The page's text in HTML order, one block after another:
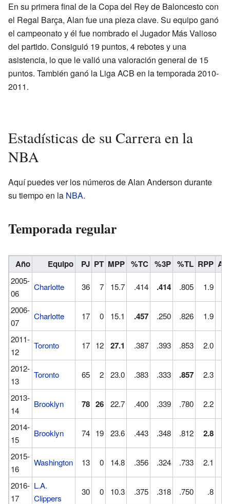
En su primera final de la Copa del Rey de Baloncesto con
el Regal Barça, Alan fue una pieza clave. Su equipo ganó
el campeonato y él fue nombrado el Jugador Más Valioso
del partido. Consiguió 19 puntos, 4 rebotes y una
asistencia, lo que le valió una valoración general de 15
puntos. También ganó la Liga ACB en la temporada 2010-
2011.
Estadísticas de su Carrera en la
NBA
Aquí puedes ver los números de Alan Anderson durante
su tiempo en la NBA.
Temporada regular
Año Equipo PJ PT MPP %TC %3P %TL RPP
2005-
06
Charlotte 36 7 15.7 .414 .414 .805 1.9
2006-
07
Charlotte 17 0 15.1 .457 .250 .826 1.9
2011-
12
Toronto 17 12 27.1 .387 .393 .853 2.0
2012-
13
Toronto 65 2 23.0 .383 .333 .857 2.3
2013-
14
Brooklyn 78 26 22.7 .400 .339 .780 2.2
2014-
15
Brooklyn 74 19 23.6 .443 .348 .812 2.8
2015-
16
Washington 13 0 14.8 .356 .324 .733 2.1
2016-
17
L.A.
Clippers
30 0 10.3 .375 .318 .750 .8